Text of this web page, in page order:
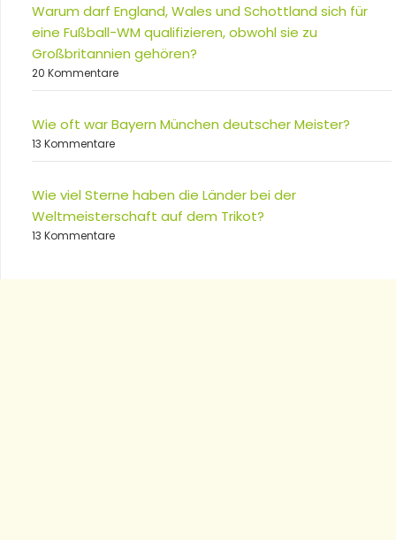
Warum darf England, Wales und Schottland sich für
eine Fußball-WM qualifizieren, obwohl sie zu
Großbritannien gehören?
20 Kommentare
Wie oft war Bayern München deutscher Meister?
13 Kommentare
Wie viel Sterne haben die Länder bei der
Weltmeisterschaft auf dem Trikot?
13 Kommentare